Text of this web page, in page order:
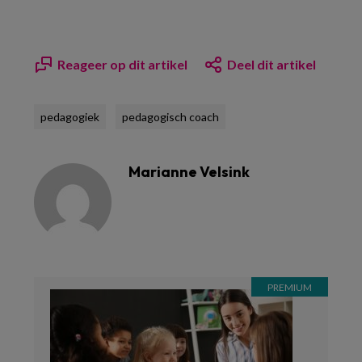
Reageer op dit artikel Deel dit artikel
pedagogiek pedagogisch coach
Marianne Velsink